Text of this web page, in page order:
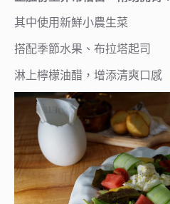
其中使用新鮮小農生菜
搭配季節水果、布拉塔起司
淋上檸檬油醋，增添清爽口感